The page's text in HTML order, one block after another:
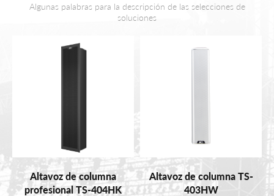
Algunas palabras para la descripción de las selecciones de
soluciones
Altavoz de columna
profesional TS-404HK
Altavoz de columna TS-
403HW